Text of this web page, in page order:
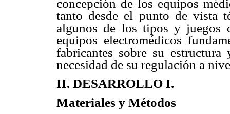
concepción de los equipos
tanto desde el punto de vista
algunos de los tipos y juegos
equipos electromédicos
fabricantes sobre su
necesidad de su regulación a
II. DESARROLLO I.
Materiales y Métodos